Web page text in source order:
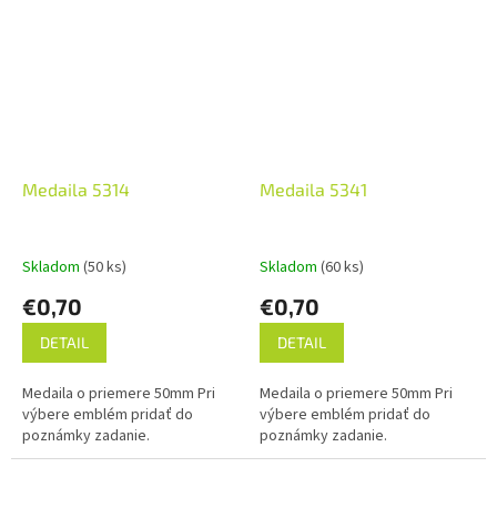
Medaila 5314
Skladom (50 ks)
€0,70
DETAIL
Medaila o priemere 50mm Pri
výbere emblém pridať do
poznámky zadanie.
Medaila 5341
Skladom (60 ks)
€0,70
DETAIL
Medaila o priemere 50mm Pri
výbere emblém pridať do
poznámky zadanie.